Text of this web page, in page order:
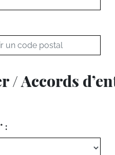
/ Accords
: